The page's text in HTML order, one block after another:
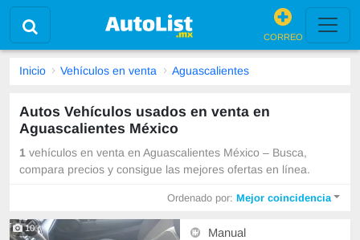
CORREO
Inicio Vehículos en venta Aguascalientes
Autos Vehículos usados en venta en
Aguascalientes México
1 vehículos en venta en Aguascalientes México – Busca,
compara precios y consigue las mejores ofertas en línea.
Ordenado por:Mejor coincidencia
10
Manual